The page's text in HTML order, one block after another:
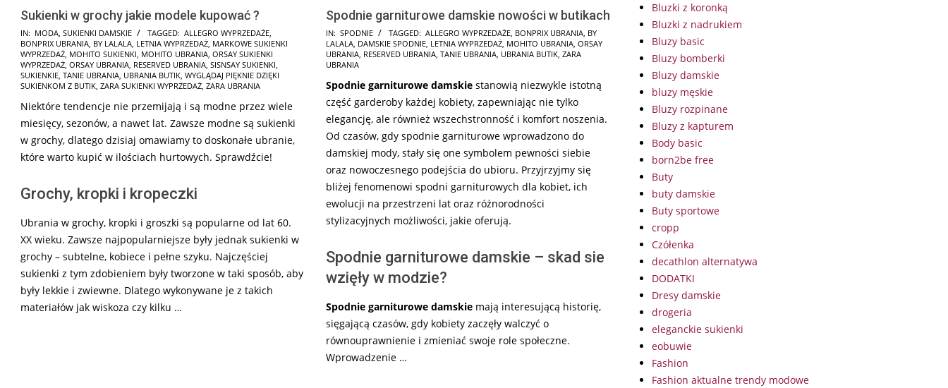
Sukienki w grochy jakie modele kupować ?
2024-
12-
02
IN: MODA, SUKIENKI DAMSKIE TAGGED: ALLEGRO WYPRZEDAŻE,
BONPRIX UBRANIA, BY LALALA, LETNIA WYPRZEDAŻ, MARKOWE SUKIENKI
WYPRZEDAŻ, MOHITO SUKIENKI, MOHITO UBRANIA, ORSAY SUKIENKI
WYPRZEDAŻ, ORSAY UBRANIA, RESERVED UBRANIA, SISNSAY SUKIENKI,
SUKIENKIE, TANIE UBRANIA, UBRANIA BUTIK, WYGLĄDAJ PIĘKNIE DZIĘKI
SUKIENKOM Z BUTIK, ZARA SUKIENKI WYPRZEDAŻ, ZARA UBRANIA
Niektóre tendencje nie przemijają i są modne przez wiele
miesięcy, sezonów, a nawet lat. Zawsze modne są sukienki
w grochy, dlatego dzisiaj omawiamy to doskonałe ubranie,
które warto kupić w ilościach hurtowych. Sprawdźcie!
Grochy, kropki i kropeczki
Ubrania w grochy, kropki i groszki są popularne od lat 60.
XX wieku. Zawsze najpopularniejsze były jednak sukienki w
grochy – subtelne, kobiece i pełne szyku. Najczęściej
sukienki z tym zdobieniem były tworzone w taki sposób, aby
były lekkie i zwiewne. Dlatego wykonywane je z takich
materiałów jak wiskoza czy kilku …
Spodnie garniturowe damskie nowości w butikach
2024-
12-
02
IN: SPODNIE TAGGED: ALLEGRO WYPRZEDAŻE, BONPRIX UBRANIA, BY
LALALA, DAMSKIE SPODNIE, LETNIA WYPRZEDAŻ, MOHITO UBRANIA, ORSAY
UBRANIA, RESERVED UBRANIA, TANIE UBRANIA, UBRANIA BUTIK, ZARA
UBRANIA
Spodnie garniturowe damskie stanowią niezwykle istotną
część garderoby każdej kobiety, zapewniając nie tylko
elegancję, ale również wszechstronność i komfort noszenia.
Od czasów, gdy spodnie garniturowe wprowadzono do
damskiej mody, stały się one symbolem pewności siebie
oraz nowoczesnego podejścia do ubioru. Przyjrzyjmy się
bliżej fenomenowi spodni garniturowych dla kobiet, ich
ewolucji na przestrzeni lat oraz różnorodności
stylizacyjnych możliwości, jakie oferują.
Spodnie garniturowe damskie – skad sie
wzięły w modzie?
Spodnie garniturowe damskie mają interesującą historię,
sięgającą czasów, gdy kobiety zaczęły walczyć o
równouprawnienie i zmieniać swoje role społeczne.
Wprowadzenie …
Bluzki z koronką
Bluzki z nadrukiem
Bluzy basic
Bluzy bomberki
Bluzy damskie
bluzy męskie
Bluzy rozpinane
Bluzy z kapturem
Body basic
born2be free
Buty
buty damskie
Buty sportowe
cropp
Czółenka
decathlon alternatywa
DODATKI
Dresy damskie
drogeria
eleganckie sukienki
eobuwie
Fashion
Fashion aktualne trendy modowe